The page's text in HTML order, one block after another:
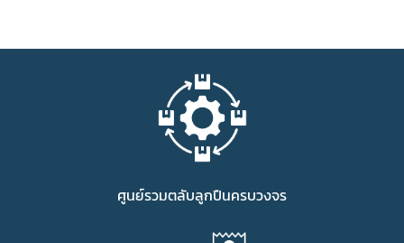
ศูนย์รวมตลับลูกปืนครบวงจร